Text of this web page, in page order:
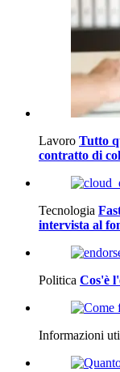
Lavoro Tutto
contratto di
Tecnologia
intervista al
Politica Cos'è
Informazioni